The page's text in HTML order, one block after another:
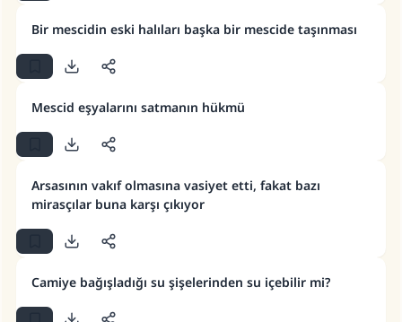
Bir mescidin eski halıları başka bir mescide taşınması
Mescid eşyalarını satmanın hükmü
Arsasının vakıf olmasına vasiyet etti, fakat bazı
mirasçılar buna karşı çıkıyor
Camiye bağışladığı su şişelerinden su içebilir mi?
110845 Nolu Cevap, bir evliliği
kurtardı.
Ümmete cevapları ulaştırmak için bizi destekle
kişinin sevabı kadar ona sevap yazılır.